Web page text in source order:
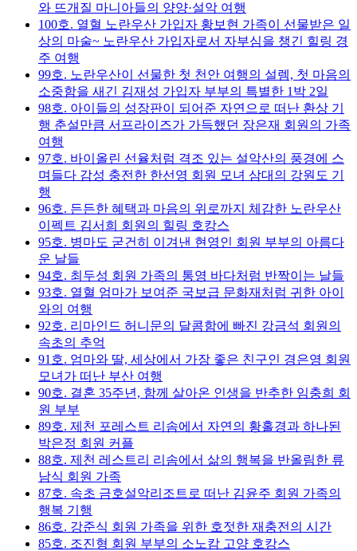
와 뜨개질 마니아들의 양양·설악 여행
100호. 열혈 노란우산 가입자 황보현 가족이 선물받은 일
상의 마술~ 노란우산 가입자로서 자부심을 챙긴 힐링 경
주 여행
99호. 노란우산이 선물한 첫 천안 여행의 설렘, 첫 마음의
소중함을 새긴 김재성 가입자 부부의 특별한 1박 2일
98호. 아이들의 성장판이 되어준 자연으로 떠난 환상 기
행 춘설만큼 서프라이즈가 가득했던 장은재 회원의 가족
여행
97호. 바이올린 선율처럼 격조 있는 설악산의 풍경에 스
며들다 감성 충전한 한선영 회원 모녀 삼대의 강원도 기
행
96호. 든든한 혜택과 마음의 위로까지 체감한 노란우산
이펙트 김서희 회원의 힐링 호캉스
95호. 병마도 굳건히 이겨낸 현영인 회원 부부의 아름다
운 날들
94호. 최두성 회원 가족의 통영 바다처럼 반짝이는 날들
93호. 열혈 엄마가 보여준 국보급 문화재처럼 귀한 아이
와의 여행
92호. 리마인드 허니문의 달콤함에 빠진 강금석 회원의
속초의 추억
91호. 엄마와 딸, 세상에서 가장 좋은 친구인 경은영 회원
모녀가 떠난 부산 여행
90호. 결혼 35주년, 함께 살아온 인생을 반추한 임충희 회
원 부부
89호. 제천 포레스트 리솜에서 자연의 황홀경과 하나된
박은정 회원 커플
88호. 제천 레스트리 리솜에서 삶의 행복을 반올림한 류
남식 회원 가족
87호. 속초 금호설악리조트로 떠난 김윤주 회원 가족의
행복 기행
86호. 강준식 회원 가족을 위한 호젓한 재충전의 시간
85호. 조진형 회원 부부의 소노캄 고양 호캉스